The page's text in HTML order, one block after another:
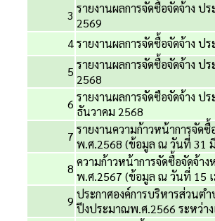
3 รายงานผลการจัดซื้อจัดจ้าง
2569
4รายงานผลการจัดซื้อจัดจ้าง
5 รายงานผลการจัดซื้อจัดจ้าง
2568
6 รายงานผลการจัดซือจัดจ้าง
ธันวาคม 2568
7 รายงานความก้าวหน้าการจัด
พ.ศ.2568 (ข้อมูล ณ วันที่ 31
8 ความก้าวหน้าการจัดซื้อจัดจ้า
พ.ศ.2567 (ข้อมูล ณ วันที่ 15
9 ประกาศองค์การบริหารส่วนต
ปีงประมาณพ.ศ.2566 ระหว่า